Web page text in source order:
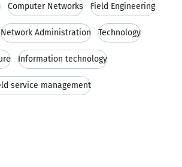
Computer Networks Field Engineering
Network Administration Technology
Information technology
service management